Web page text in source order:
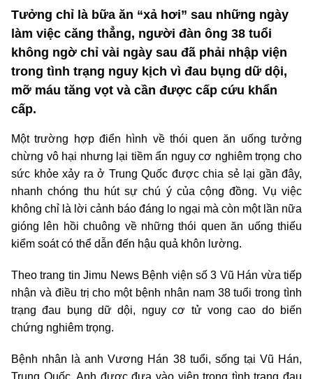
Tưởng chỉ là bữa ăn “xả hơi” sau những ngày
làm việc căng thẳng, người đàn ông 38 tuổi
không ngờ chỉ vài ngày sau đã phải nhập viện
trong tình trạng nguy kịch vì đau bụng dữ dội,
mỡ máu tăng vọt và cần được cấp cứu khẩn
cấp.
Một trường hợp điển hình về thói quen ăn uống tưởng
chừng vô hại nhưng lại tiềm ẩn nguy cơ nghiêm trọng cho
sức khỏe xảy ra ở Trung Quốc được chia sẻ lại gần đây,
nhanh chóng thu hút sự chú ý của cộng đồng. Vụ việc
không chỉ là lời cảnh báo đáng lo ngại mà còn một lần nữa
gióng lên hồi chuông về những thói quen ăn uống thiếu
kiểm soát có thể dẫn đến hậu quả khôn lường.
Theo trang tin Jimu News Bệnh viện số 3 Vũ Hán vừa tiếp
nhận và điều trị cho một bệnh nhân nam 38 tuổi trong tình
trạng đau bụng dữ dội, nguy cơ tử vong cao do biến
chứng nghiêm trọng.
Bệnh nhân là anh Vương Hán 38 tuổi, sống tại Vũ Hán,
Trung Quốc. Anh được đưa vào viện trong tình trạng đau